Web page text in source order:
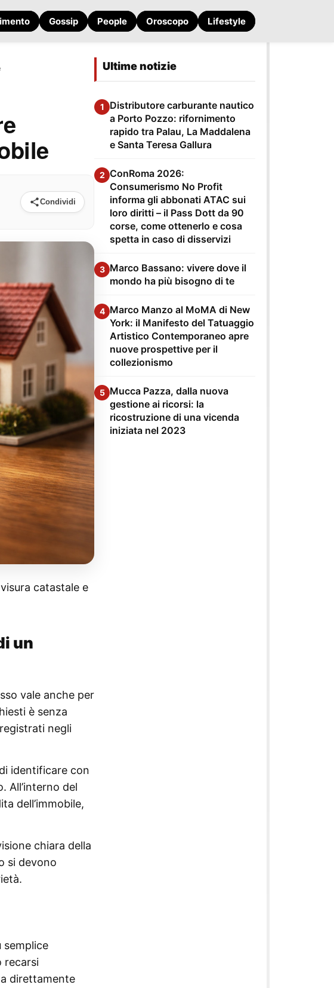
Gossip People Oroscopo Lifestyle
Condividi
catastale e
un
vale anche per
è senza
negli
identificare con
All’interno del
dell’immobile,
chiara della
si devono
semplice
recarsi
direttamente
Ultime notizie
1
Distributore carburante nautico
a Porto Pozzo: rifornimento
rapido tra Palau, La Maddalena
e Santa Teresa Gallura
2 ConRoma 2026:
Consumerismo No Profit
informa gli abbonati ATAC sui
loro diritti – il Pass Dott da 90
corse, come ottenerlo e cosa
spetta in caso di disservizi
3 Marco Bassano: vivere dove il
mondo ha più bisogno di te
4 Marco Manzo al MoMA di New
York: il Manifesto del Tatuaggio
Artistico Contemporaneo apre
nuove prospettive per il
collezionismo
5 Mucca Pazza, dalla nuova
gestione ai ricorsi: la
ricostruzione di una vicenda
iniziata nel 2023